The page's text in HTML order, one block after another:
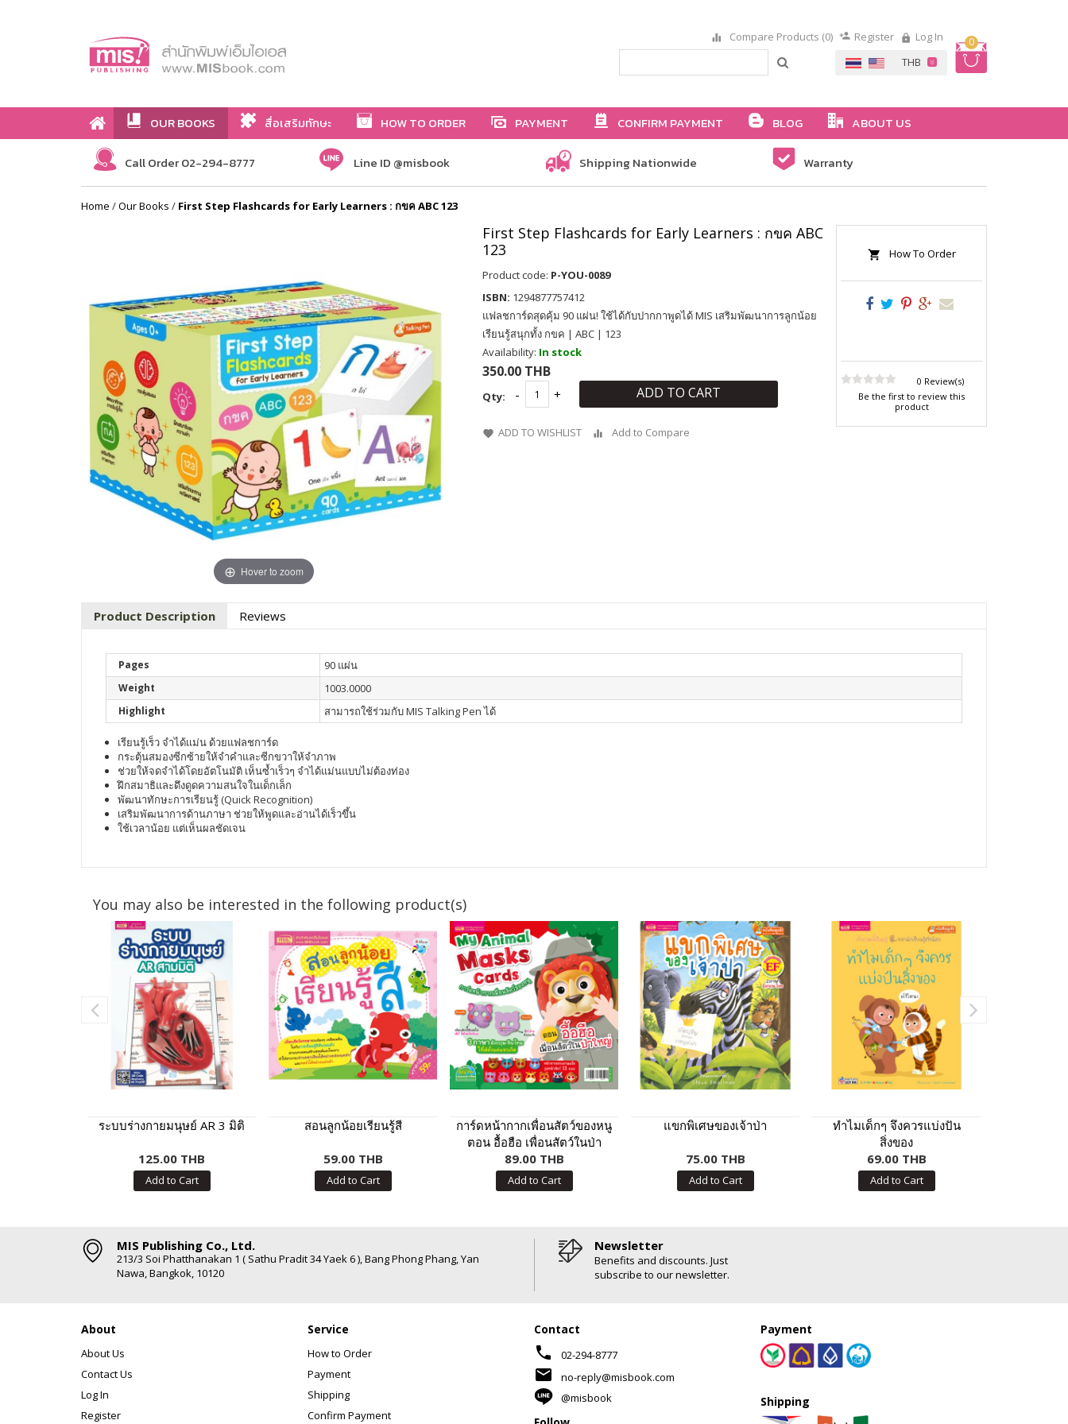
0
Compare Products (0) Register Log In
OUR BOOKS สื่อเสริมทักษะ HOW TO ORDER PAYMENT CONFIRM PAYMENT BLOG ABOUT US
Call Order 02-294-8777 Line ID @misbook Shipping Nationwide Warranty
Home /Our Books / First Step Flashcards for Early Learners : กขค ABC 123
Hover to zoom
First Step Flashcards for Early Learners : กขค ABC
123
Product code: P-YOU-0089
ISBN: 1294877757412
แฟลชการ์ดสุดคุ้ม 90 แผ่น! ใช้ได้กับปากกาพูดได้ MIS เสริมพัฒนาการลูกน้อย
เรียนรู้สนุกทั้ง กขค | ABC | 123
Availability: In stock
350.00 THB
Qty: ADD TO CART
ADD TO WISHLIST Add to Compare
How To Order
0 Review(s)
Be the first to review this
product
Product Description Reviews
Pages 90 แผ่น
Weight 1003.0000
Highlight สามารถใช้ร่วมกับ MIS Talking Pen ได้
เรียนรู้เร็ว จำได้เเม่น ด้วยแฟลชการ์ด
กระตุ้นสมองซีกซ้ายให้จำคำและซีกขวาให้จำภาพ
ช่วยให้จดจำได้โดยอัตโนมัติ เห็นซ้ำเร็วๆ จำได้แม่นแบบไม่ต้องท่อง
ฝึกสมาธิและดึงดูดความสนใจในเด็กเล็ก
พัฒนาทักษะการเรียนรู้ (Quick Recognition)
เสริมพัฒนาการด้านภาษา ช่วยให้พูดและอ่านได้เร็วขึ้น
ใช้เวลาน้อย แต่เห็นผลชัดเจน
You may also be interested in the following product(s)
ระบบร่างกายมนุษย์ AR 3 มิติ
125.00 THB
Add to Cart
สอนลูกน้อยเรียนรู้สี
59.00 THB
Add to Cart
การ์ดหน้ากากเพื่อนสัตว์ของหนู
ตอน อื้อฮือ เพื่อนสัตว์ในป่า
ใหญ่
89.00 THB
Add to Cart
แขกพิเศษของเจ้าป่า
75.00 THB
Add to Cart
ทำไมเด็กๆ จึงควรแบ่งปัน
สิ่งของ
69.00 THB
Add to Cart
MIS Publishing Co., Ltd.
213/3 Soi Phatthanakan 1 ( Sathu Pradit 34 Yaek 6 ), Bang Phong Phang, Yan
Nawa, Bangkok, 10120
Newsletter
Benefits and discounts. Just
subscribe to our newsletter.
About
About Us
Contact Us
Log In
Register
Service
How to Order
Payment
Shipping
Confirm Payment
Contact
phone 02-294-8777
mail
no-reply@misbook.com
@misbook
Payment
Shipping